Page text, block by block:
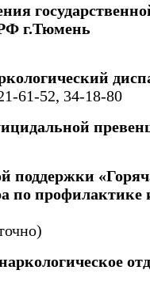
г.Тюмень
61-52, 34-18-80
поддержки
по профилактике